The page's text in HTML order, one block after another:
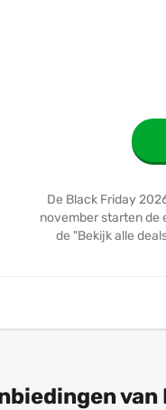
De Black Friday
november starten de
de "Bekijk alle